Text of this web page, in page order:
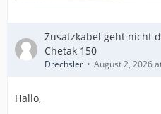
Zusatzkabel geht nicht
Chetak 150
Drechsler August 2, 2026
Hallo,